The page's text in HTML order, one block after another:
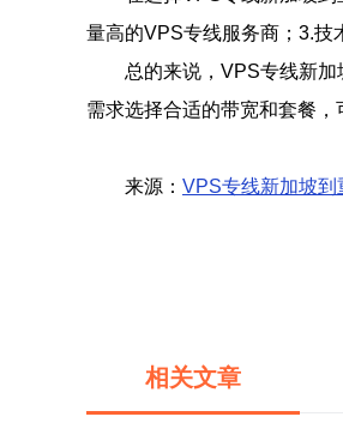
量高的VPS专线服务商；3.技
总的来说，VPS专线新
需求选择合适的带宽和套餐，
来源： VPS专线新加坡到
相关文章